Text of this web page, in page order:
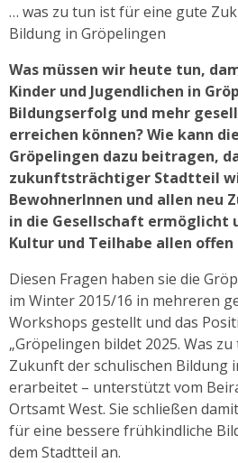
… was zu tun ist für eine gute
Bildung in Gröpelingen
Was müssen wir heute tun,
Kinder und Jugendlichen in
Bildungserfolg und mehr
erreichen können? Wie kann
Gröpelingen dazu beitragen,
zukunftsträchtiger Stadtteil
BewohnerInnen und allen neu
in die Gesellschaft ermöglicht
Kultur und Teilhabe allen
Diesen Fragen haben sie die
im Winter 2015/16 in mehreren
Workshops gestellt und das
„Gröpelingen bildet 2025. Was
Zukunft der schulischen Bildung
erarbeitet – unterstützt vom
Ortsamt West. Sie schließen
für eine bessere frühkindliche
dem Stadtteil an.